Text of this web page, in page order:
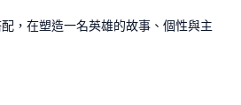
，在塑造一名英雄的故事、個性與主